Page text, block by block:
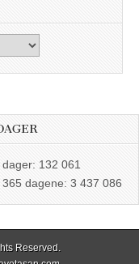
132 061
dagene: 3 437 086
Reserved.